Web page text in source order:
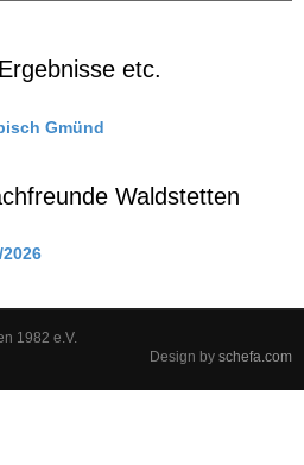
etc.
Gmünd
Waldstetten
1982 e.V.
Design by schefa.com